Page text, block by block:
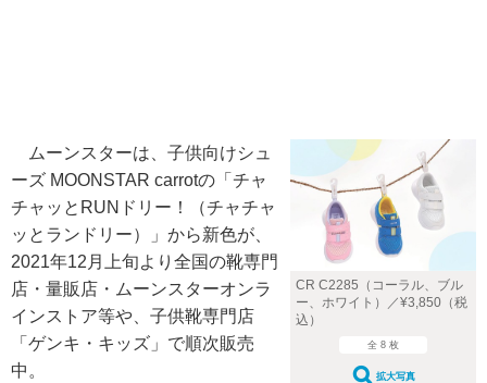
CR C2285（コーラル、ブル
ー、ホワイト）／¥3,850（税
込）
全 8 枚
拡大写真
ムーンスターは、子供向けシュ
ーズ MOONSTAR carrotの「チャ
チャッとRUNドリー！（チャチャ
ッとランドリー）」から新色が、
2021年12月上旬より全国の靴専門
店・量販店・ムーンスターオンラ
インストア等や、子供靴専門店
「ゲンキ・キッズ」で順次販売
中。